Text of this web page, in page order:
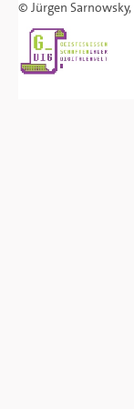
© Jürgen Sarnowsky,